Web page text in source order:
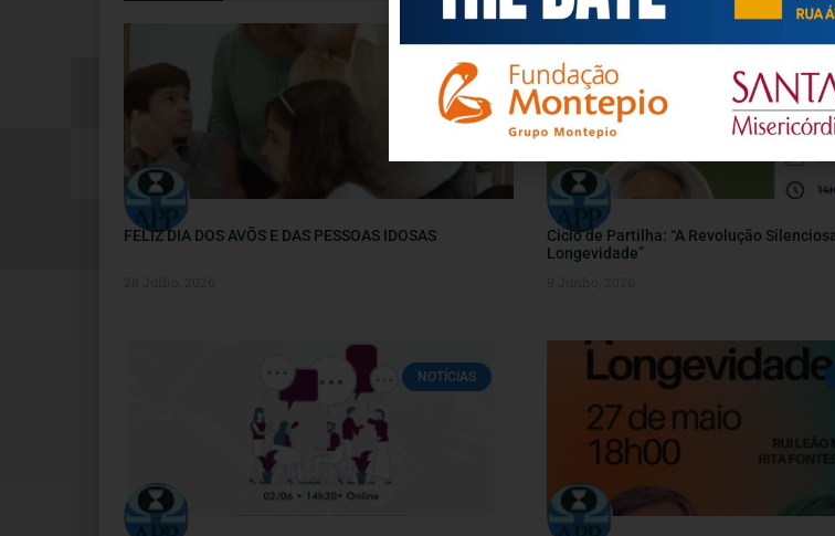
NOTÍCIAS
FELIZ DIA DOS AVÕS E DAS PESSOAS IDOSAS
Ciclo de Partilha: “A Revolução
Longevidade”
NOTÍCIAS